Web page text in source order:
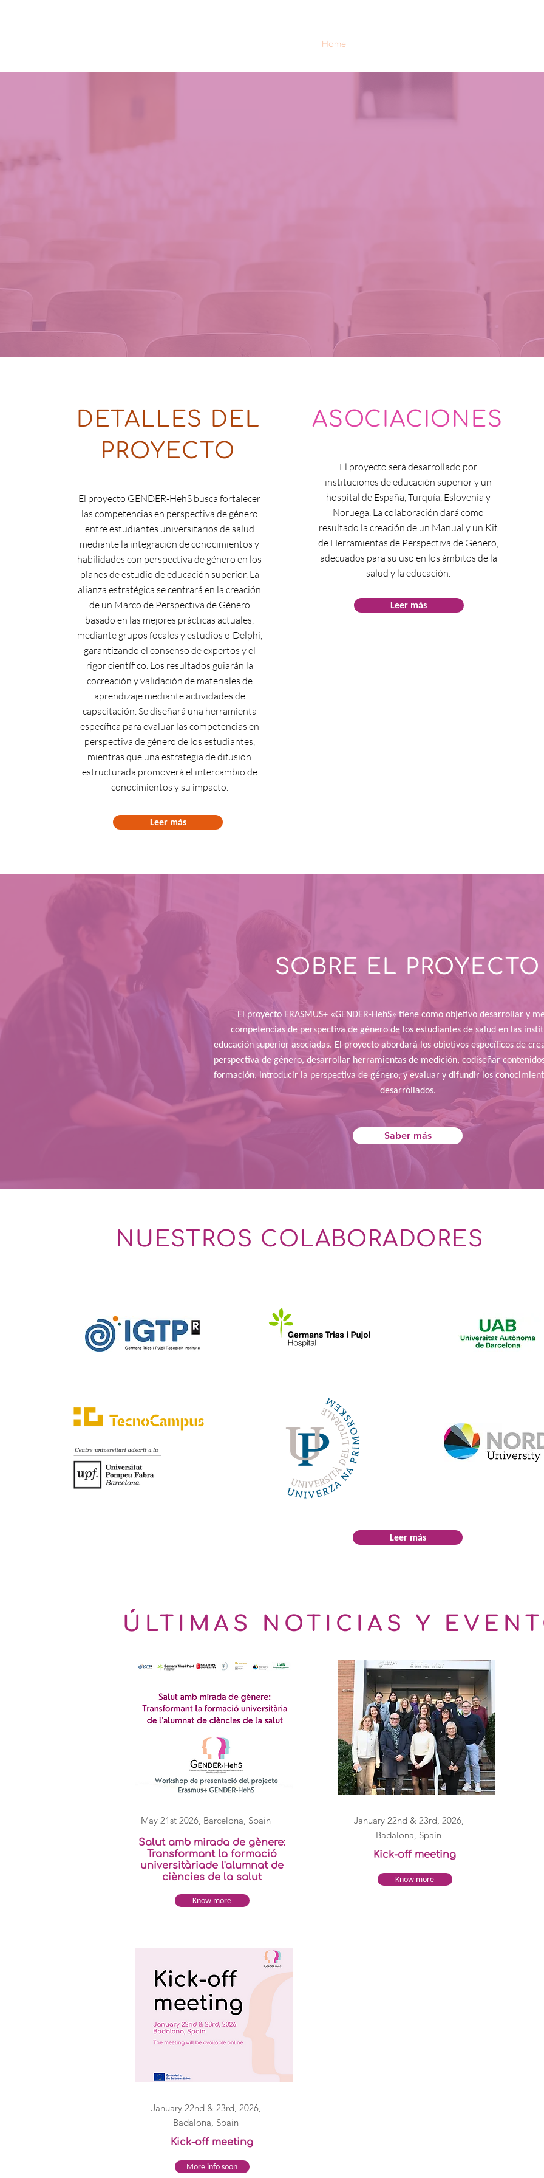
Home
​DETALLES DEL
PROYECTO
El proyecto GENDER-HehS busca fortalecer
las competencias en perspectiva de género
entre estudiantes universitarios de salud
mediante la integración de conocimientos y
habilidades con perspectiva de género en los
planes de estudio de educación superior. La
alianza estratégica se centrará en la creación
de un Marco de Perspectiva de Género
basado en las mejores prácticas actuales,
mediante grupos focales y estudios e-Delphi,
garantizando el consenso de expertos y el
rigor científico. Los resultados guiarán la
cocreación y validación de materiales de
aprendizaje mediante actividades de
capacitación. Se diseñará una herramienta
específica para evaluar las competencias en
perspectiva de género de los estudiantes,
mientras que una estrategia de difusión
estructurada promoverá el intercambio de
conocimientos y su impacto.
Leer más
ASOCIACIONES
El proyecto será desarrollado por
instituciones de educación superior y un
hospital de España, Turquía, Eslovenia y
Noruega. La colaboración dará como
resultado la creación de un Manual y un Kit
de Herramientas de Perspectiva de Género,
adecuados para su uso en los ámbitos de la
salud y la educación.
Leer más
SOBRE EL PROYECTO
El proyecto ERASMUS+ «GENDER-HehS» tiene como objetivo desarrollar y
competencias de perspectiva de género de los estudiantes de salud en las
educación superior asociadas. El proyecto abordará los objetivos específicos de
perspectiva de género, desarrollar herramientas de medición, codiseñar
formación, introducir la perspectiva de género, y evaluar y difundir los
desarrollados.
Saber más
NUESTROS COLABORADORES
Leer más
ÚLTIMAS NOTICIAS Y
May 21st 2026, Barcelona, Spain
Salut amb mirada de gènere:
Transformant la formació
universitàriade l'alumnat de
ciències de la salut
Know more
January 22nd & 23rd, 2026,
Badalona, Spain
Kick-off meeting
Know more
January 22nd & 23rd, 2026,
Badalona, Spain
Kick-off meeting
More info soon